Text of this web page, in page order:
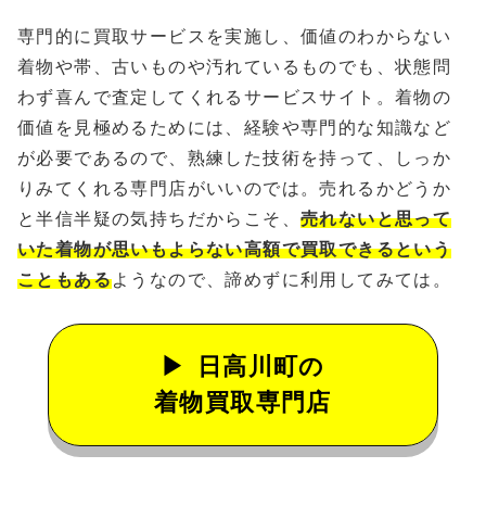
専門的に買取サービスを実施し、価値のわからない
着物や帯、古いものや汚れているものでも、状態問
わず喜んで査定してくれるサービスサイト。着物の
価値を見極めるためには、経験や専門的な知識など
が必要であるので、熟練した技術を持って、しっか
りみてくれる専門店がいいのでは。売れるかどうか
と半信半疑の気持ちだからこそ、 売れないと思って
いた着物が思いもよらない高額で買取できるという
こともあるようなので、諦めずに利用してみては。
日高川町の
着物買取専門店